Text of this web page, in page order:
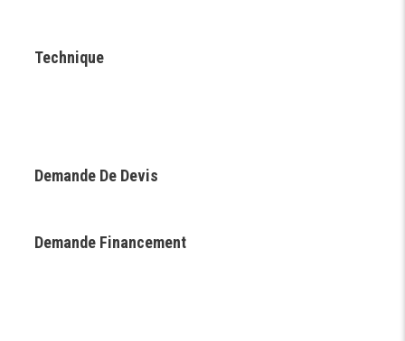
Technique
Demande De Devis
Demande Financement